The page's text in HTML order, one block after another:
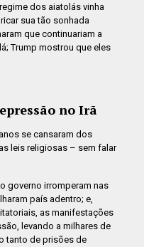
dos aiatolás vinha
sua tão sonhada
que continuariam a
Trump mostrou que eles
no Irã
se cansaram dos
leis religiosas – sem falar
governo irromperam nas
país adentro; e,
as manifestações
levando a milhares de
tanto de prisões de